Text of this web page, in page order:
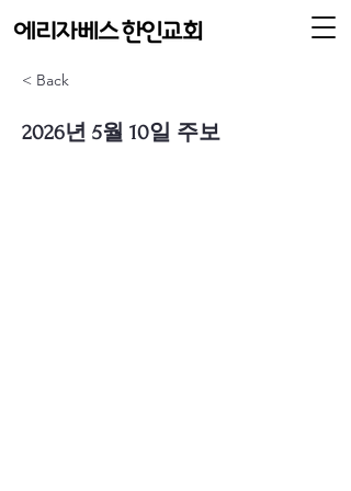
< Back
2026년 5월 10일 주보